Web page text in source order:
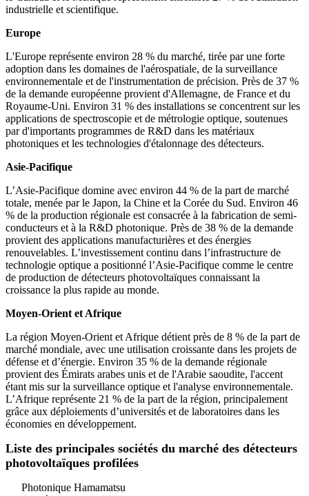
industrielle et scientifique.
Europe
L'Europe représente environ 28 % du marché, tirée par une forte
adoption dans les domaines de l'aérospatiale, de la surveillance
environnementale et de l'instrumentation de précision. Près de 37 %
de la demande européenne provient d'Allemagne, de France et du
Royaume-Uni. Environ 31 % des installations se concentrent sur les
applications de spectroscopie et de métrologie optique, soutenues
par d'importants programmes de R&D dans les matériaux
photoniques et les technologies d'étalonnage des détecteurs.
Asie-Pacifique
L’Asie-Pacifique domine avec environ 44 % de la part de marché
totale, menée par le Japon, la Chine et la Corée du Sud. Environ 46
% de la production régionale est consacrée à la fabrication de semi-
conducteurs et à la R&D photonique. Près de 38 % de la demande
provient des applications manufacturières et des énergies
renouvelables. L’investissement continu dans l’infrastructure de
technologie optique a positionné l’Asie-Pacifique comme le centre
de production de détecteurs photovoltaïques connaissant la
croissance la plus rapide au monde.
Moyen-Orient et Afrique
La région Moyen-Orient et Afrique détient près de 8 % de la part de
marché mondiale, avec une utilisation croissante dans les projets de
défense et d’énergie. Environ 35 % de la demande régionale
provient des Émirats arabes unis et de l'Arabie saoudite, l'accent
étant mis sur la surveillance optique et l'analyse environnementale.
L’Afrique représente 21 % de la part de la région, principalement
grâce aux déploiements d’universités et de laboratoires dans les
économies en développement.
Liste des principales sociétés du marché des détecteurs
photovoltaïques profilées
Photonique Hamamatsu